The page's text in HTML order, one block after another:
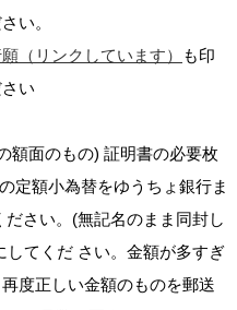
い。
（リンクしています）
も印
い
額面のもの) 証明書の必要枚
定額小為替をゆうちょ銀行ま
さい。(無記名のまま同封し
てくだ さい。金額が多すぎ
度正しい金額のものを郵送